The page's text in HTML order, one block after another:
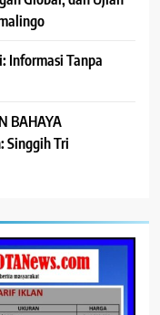
Informasi Tanpa
BAHAYA
Singgih Tri